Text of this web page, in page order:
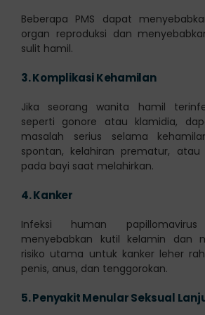
Beberapa PMS dapat
organ reproduksi dan
sulit hamil.
3.Komplikasi Kehamilan
Jika seorang wanita hamil
seperti gonore atau klamidia,
masalah serius selama
spontan, kelahiran prematur, atau
pada bayi saat melahirkan.
4.Kanker
Infeksi human
menyebabkan kutil kelamin dan
risiko utama untuk kanker leher
penis, anus, dan tenggorokan.
5.Penyakit Menular Seksual